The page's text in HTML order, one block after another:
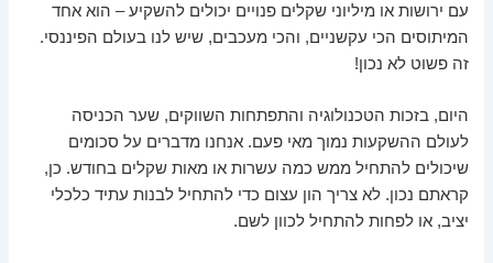
עם ירושות או מיליוני שקלים פנויים יכולים להשקיע – הוא אחד
המיתוסים הכי עקשניים, והכי מעכבים, שיש לנו בעולם הפיננסי.
זה פשוט לא נכון!
היום, בזכות הטכנולוגיה והתפתחות השווקים, שער הכניסה
לעולם ההשקעות נמוך מאי פעם. אנחנו מדברים על סכומים
שיכולים להתחיל ממש כמה עשרות או מאות שקלים בחודש. כן,
קראתם נכון. לא צריך הון עצום כדי להתחיל לבנות עתיד כלכלי
יציב, או לפחות להתחיל לכוון לשם.